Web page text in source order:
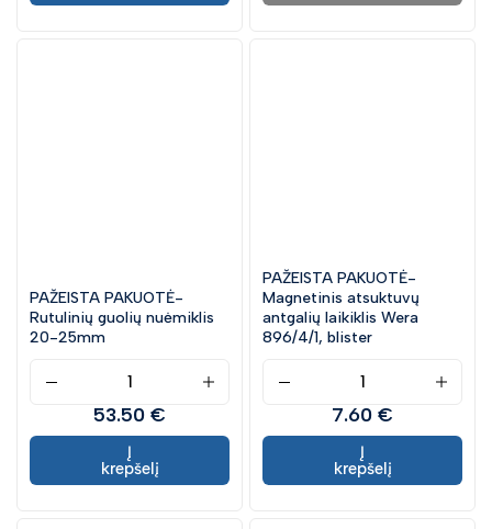
PAŽEISTA PAKUOTĖ-
Rutulinių guolių nuėmiklis
20-25mm
53.50 €
Į
krepšelį
PAŽEISTA PAKUOTĖ-
Magnetinis atsuktuvų
antgalių laikiklis Wera
896/4/1, blister
7.60 €
Į
krepšelį